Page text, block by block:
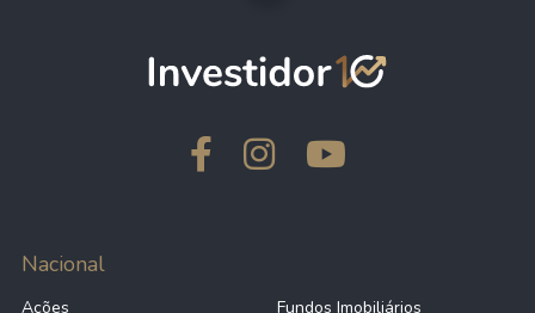
Nacional
Ações
Fundos Imobiliários